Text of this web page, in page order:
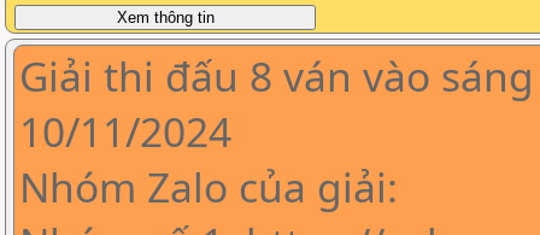
Giải thi đấu 8 ván vào
10/11/2024
Nhóm Zalo của giải: